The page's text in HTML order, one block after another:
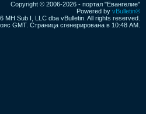
Copyright © 2006-2026 - портал "Евангелие"
Powered by vBulletin®
MH Sub I, LLC dba vBulletin. All rights reserved.
GMT. Страница сгенерирована в 10:48 AM.